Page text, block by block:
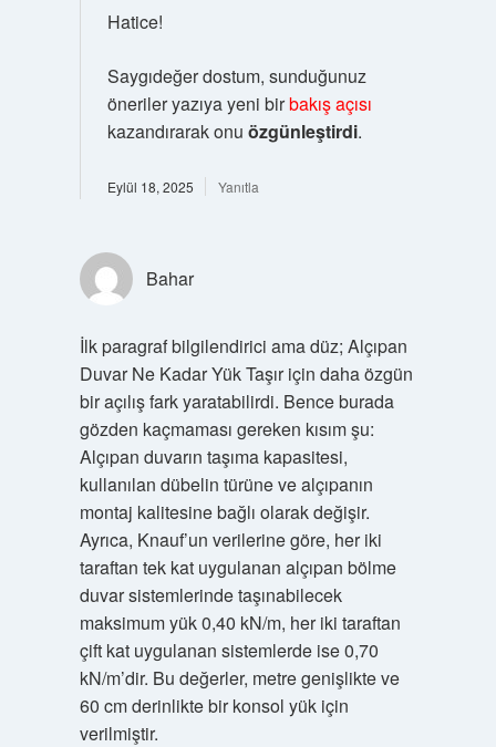
Hatice!
Saygıdeğer dostum, sunduğunuz
öneriler yazıya yeni birbakış açısı
kazandırarak onu özgünleştirdi.
Eylül 18, 2025 Yanıtla
Bahar
İlk paragraf bilgilendirici ama düz; Alçıpan
Duvar Ne Kadar Yük Taşır için daha özgün
bir açılış fark yaratabilirdi. Bence burada
gözden kaçmaması gereken kısım şu:
Alçıpan duvarın taşıma kapasitesi,
kullanılan dübelin türüne ve alçıpanın
montaj kalitesine bağlı olarak değişir.
Ayrıca, Knauf’un verilerine göre, her iki
taraftan tek kat uygulanan alçıpan bölme
duvar sistemlerinde taşınabilecek
maksimum yük 0,40 kN/m, her iki taraftan
çift kat uygulanan sistemlerde ise 0,70
kN/m’dir. Bu değerler, metre genişlikte ve
60 cm derinlikte bir konsol yük için
verilmiştir.